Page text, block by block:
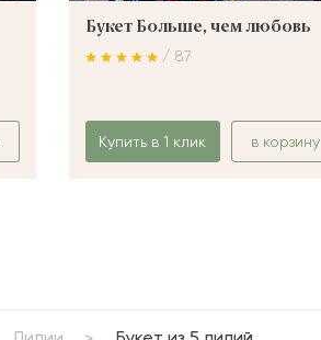
Букет Больше, чем любовь
/ 87
Купить в 1 клик в корзину